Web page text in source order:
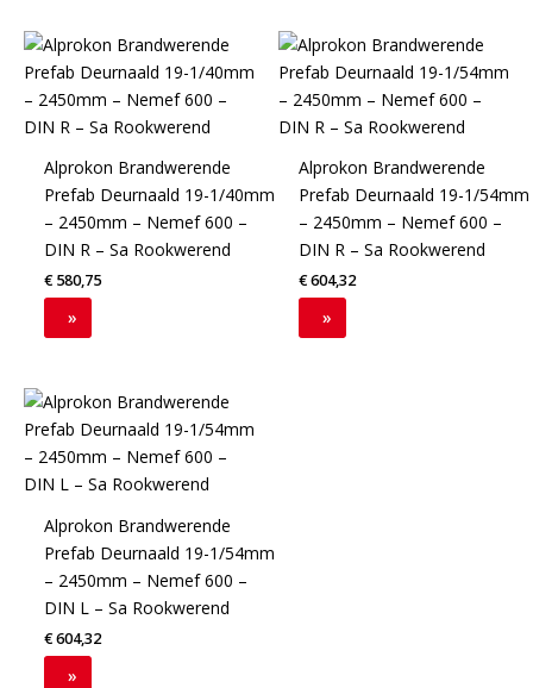
Alprokon Brandwerende
Prefab Deurnaald 19-1/40mm
– 2450mm – Nemef 600 –
DIN R – Sa Rookwerend
€580,75
»
Alprokon Brandwerende
Prefab Deurnaald 19-1/54mm
– 2450mm – Nemef 600 –
DIN R – Sa Rookwerend
€604,32
»
Alprokon Brandwerende
Prefab Deurnaald 19-1/54mm
– 2450mm – Nemef 600 –
DIN L – Sa Rookwerend
€604,32
»